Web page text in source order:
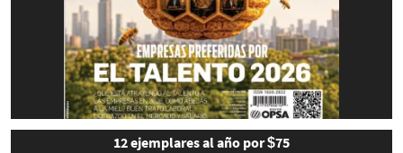
12 ejemplares al año por $75